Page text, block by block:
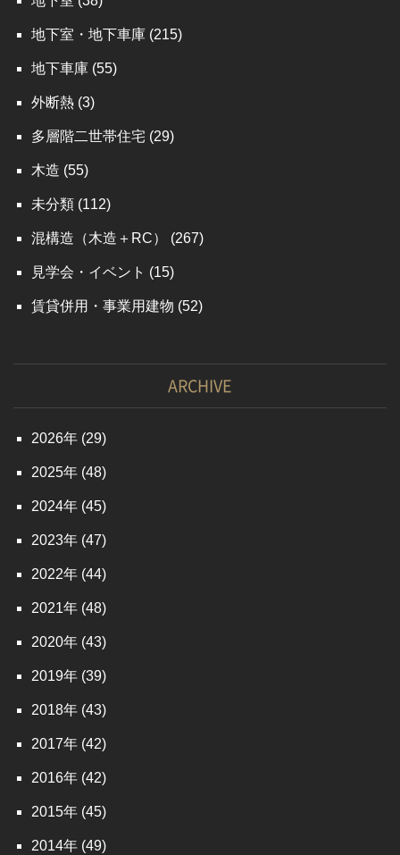
地下室・地下車庫 (215)
地下車庫 (55)
外断熱 (3)
多層階二世帯住宅 (29)
木造 (55)
未分類 (112)
混構造（木造＋RC） (267)
見学会・イベント (15)
賃貸併用・事業用建物 (52)
ARCHIVE
2026 (29)
2025 (48)
2024 (45)
2023 (47)
2022 (44)
2021 (48)
2020 (43)
2019 (39)
2018 (43)
2017 (42)
2016 (42)
2015 (45)
2014 (49)